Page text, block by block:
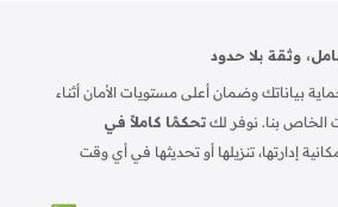
وثقة بلا حدود
بياناتك وضمان أعلى مستويات الأمان أثناء
الخاص بنا. نوفر لك تحكمًا كاملاً في
إدارتها، تنزيلها أو تحديثها في أي وقت